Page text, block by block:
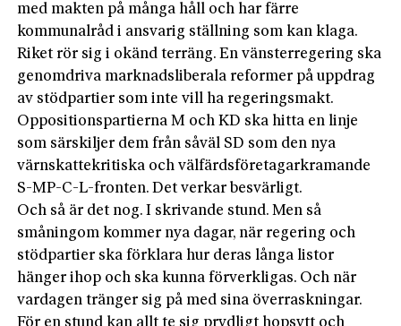
med makten på många håll och har färre
kommunalråd i ansvarig ställning som kan klaga.
Riket rör sig i okänd terräng. En vänsterregering ska
genomdriva marknadsliberala reformer på uppdrag
av stödpartier som inte vill ha regeringsmakt.
Oppositionspartierna M och KD ska hitta en linje
som särskiljer dem från såväl SD som den nya
värnskattekritiska och välfärdsföretagarkramande
S-MP-C-L-fronten. Det verkar besvärligt.
Och så är det nog. I skrivande stund. Men så
småningom kommer nya dagar, när regering och
stödpartier ska förklara hur deras långa listor
hänger ihop och ska kunna förverkligas. Och när
vardagen tränger sig på med sina överraskningar.
För en stund kan allt te sig prydligt hopsytt och